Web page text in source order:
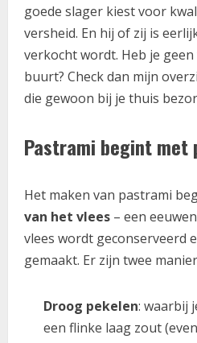
goede slager kiest voor
versheid. En hij of zij is
verkocht wordt. Heb je
buurt? Check dan mijn
die gewoon bij je thuis
Pastrami begint met
Het maken van pastrami
van het vlees – een
vlees wordt geconserveerd
gemaakt. Er zijn twee
Droog pekelen: waarbij
een flinke laag zout